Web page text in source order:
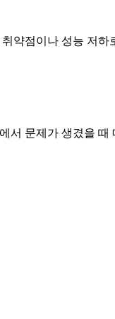
약점이나 성능 저하
서 문제가 생겼을 때